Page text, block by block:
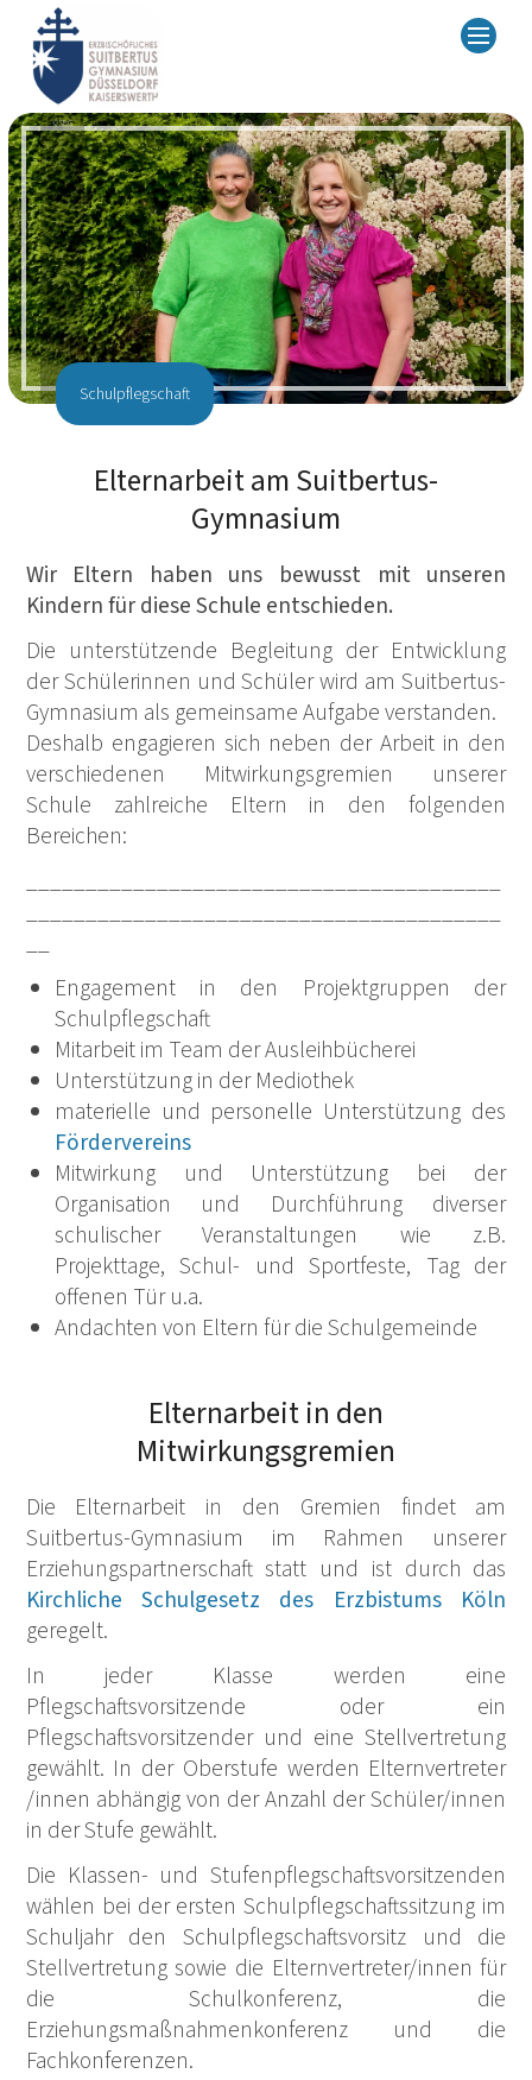
© SBG
Schulpflegschaft
Elternarbeit am Suitbertus-
Gymnasium
Wir Eltern haben uns bewusst mit unseren
Kindern für diese Schule entschieden.
Die unterstützende Begleitung der Entwicklung
der Schülerinnen und Schüler wird am Suitbertus-
Gymnasium als gemeinsame Aufgabe verstanden.
Deshalb engagieren sich neben der Arbeit in den
verschiedenen Mitwirkungsgremien unserer
Schule zahlreiche Eltern in den folgenden
Bereichen:
________________________________________
________________________________________
__
Engagement in den Projektgruppen der
Schulpflegschaft
Mitarbeit im Team der Ausleihbücherei
Unterstützung in der Mediothek
materielle und personelle Unterstützung des
Fördervereins
Mitwirkung und Unterstützung bei der
Organisation und Durchführung diverser
schulischer Veranstaltungen wie z.B.
Projekttage, Schul- und Sportfeste, Tag der
offenen Tür u.a.
Andachten von Eltern für die Schulgemeinde
Elternarbeit in den
Mitwirkungsgremien
Die Elternarbeit in den Gremien findet am
Suitbertus-Gymnasium im Rahmen unserer
Erziehungspartnerschaft statt und ist durch das
Kirchliche Schulgesetz des Erzbistums Köln
geregelt.
In jeder Klasse werden eine
Pflegschaftsvorsitzende oder ein
Pflegschaftsvorsitzender und eine Stellvertretung
gewählt. In der Oberstufe werden Elternvertreter
/innen abhängig von der Anzahl der Schüler/innen
in der Stufe gewählt.
Die Klassen- und Stufenpflegschaftsvorsitzenden
wählen bei der ersten Schulpflegschaftssitzung im
Schuljahr den Schulpflegschaftsvorsitz und die
Stellvertretung sowie die Elternvertreter/innen für
die Schulkonferenz, die
Erziehungsmaßnahmenkonferenz und die
Fachkonferenzen.